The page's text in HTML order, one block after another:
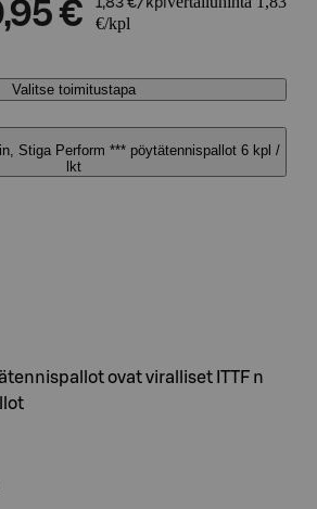
€ 1,83 €/kpl
€/kpl
Valitse toimitustapa
Stiga Perform *** pöytätennispallot 6 kpl /
lkt
ovat viralliset ITTF n